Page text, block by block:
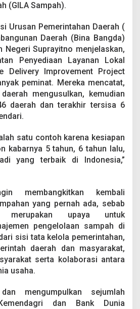
(GILA Sampah).
Urusan Pemerintahan Daerah (
Daerah (Bina Bangda)
Negeri Suprayitno menjelaskan,
Penyediaan Layanan Lokal
Delivery Improvement Project
peminat. Mereka mencatat,
mengusulkan, kemudian
daerah dan terakhir tersisa 6
satu contoh karena kesiapan
kabarnya 5 tahun, 6 tahun lalu,
yang terbaik di Indonesia,”
membangkitkan kembali
yang pernah ada, sebab
merupakan upaya untuk
pengelolaan sampah di
sisi tata kelola pemerintahan,
daerah dan masyarakat,
serta kolaborasi antara
usaha.
mengumpulkan sejumlah
dan Bank Dunia